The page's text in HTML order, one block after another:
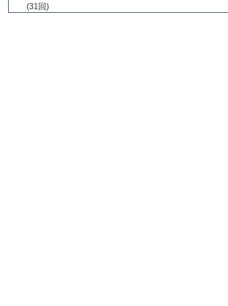
(31回)